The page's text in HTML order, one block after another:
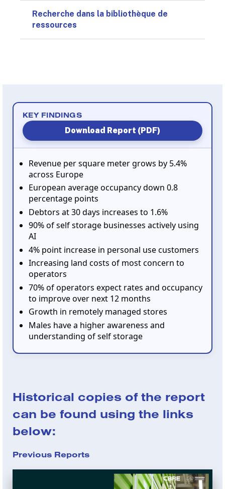
Recherche dans la bibliothèque de
ressources
KEY FINDINGS
Download Report (PDF)
Revenue per square meter grows by 5.4%
across Europe
European average occupancy down 0.8
percentage points
Debtors at 30 days increases to 1.6%
90% of self storage businesses actively using
AI
4% point increase in personal use customers
Increasing land costs of most concern to
operators
70% of operators expect rates and occupancy
to improve over next 12 months
Growth in remotely managed stores
Males have a higher awareness and
understanding of self storage
Historical copies of the report
can be found using the links
below:
Previous Reports